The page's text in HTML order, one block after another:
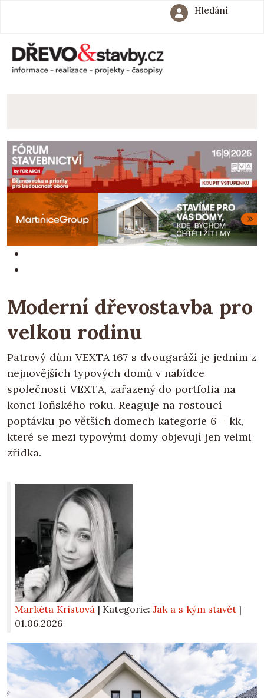
Hledání
Moderní dřevostavba pro
velkou rodinu
Patrový dům VEXTA 167 s dvougaráží je jedním z
nejnovějších typových domů v nabídce
společnosti VEXTA, zařazený do portfolia na
konci loňského roku. Reaguje na rostoucí
poptávku po větších domech kategorie 6 + kk,
které se mezi typovými domy objevují jen velmi
zřídka.
Markéta Kristová | Kategorie:Jak a s kým stavět |
01.06.2026